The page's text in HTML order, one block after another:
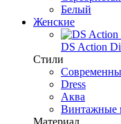
Белый
Женские
DS Action
Стили
Dress
Аква
Винтажные
Материал